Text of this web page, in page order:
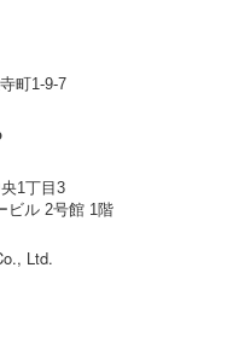
町1-9-7
1丁目3
ビル 2号館 1階
Ltd.